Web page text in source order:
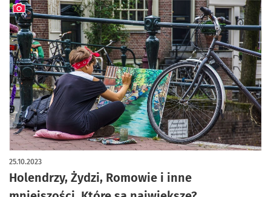
Holendrzy, Żydzi, Romowie i inne
25.10.2023
artykuł z galerią zdjęć